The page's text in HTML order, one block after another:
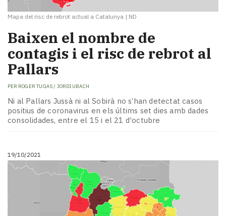
Mapa del risc de rebrot actual a Catalunya | ND
Baixen el nombre de
contagis i el risc de rebrot al
Pallars
PER ROGER TUGAS / JORDI UBACH
Ni al Pallars Jussà ni al Sobirà no s’han detectat casos
positius de coronavirus en els últims set dies amb dades
consolidades, entre el 15 i el 21 d'octubre
19/10/2021